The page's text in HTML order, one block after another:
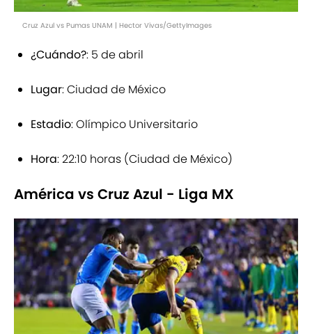
Cruz Azul vs Pumas UNAM | Hector Vivas/GettyImages
¿Cuándo?: 5 de abril
Lugar: Ciudad de México
Estadio: Olímpico Universitario
Hora: 22:10 horas (Ciudad de México)
América vs Cruz Azul - Liga MX